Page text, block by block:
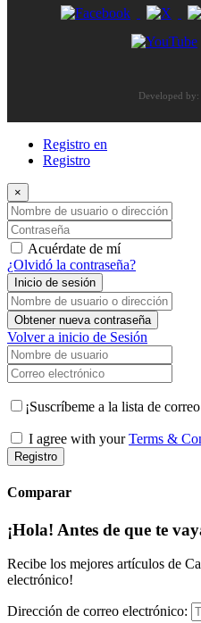
Developed by:
Registro en
Registro
×
Nombre de usuario o dirección de
Contraseña
Acuérdate de mí
¿Olvidó la contraseña?
Inicio de sesión
Nombre de usuario o dirección de
Obtener nueva contraseña
Volver a inicio de Sesión
Nombre de usuario
Correo electrónico
¡Suscríbeme a la lista de
I agree with yourTerms &
Registro
Comparar
¡Hola! Antes de que te
Recibe los mejores artículos de
electrónico!
Dirección de correo electrónico: